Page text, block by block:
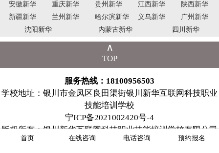
安徽新华
重庆新华 贵州新华 江西新华
陕西新华
新疆新华
兰州新华 哈尔滨新华 义乌新华
广州新华
沈阳新华
内蒙古新华 四川新华
∧
TOP
服务热线：18100956503
学校地址：银川市金凤区良田渠街银川新华互联网科技职业
技能培训学校
宁ICP备2021002420号-4
版权所有：银川新华互联网科技职业技能培训学校有限公司
版权所有：北京朗杰科技有限公司
首页 在线咨询 电话咨询 预约报名